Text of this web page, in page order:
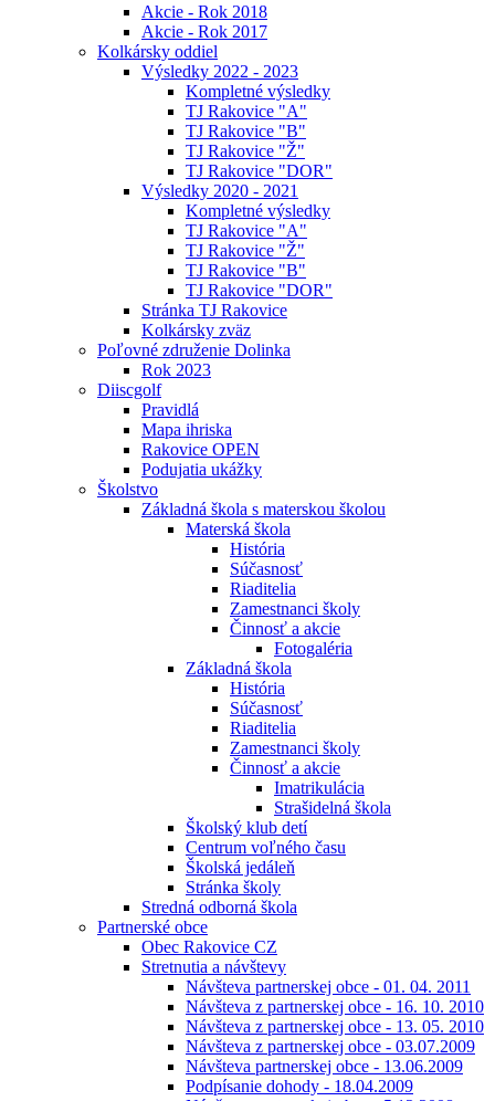
Akcie - Rok 2018
Akcie - Rok 2017
Kolkársky oddiel
Výsledky 2022 - 2023
Kompletné výsledky
TJ Rakovice "A"
TJ Rakovice "B"
TJ Rakovice "Ž"
TJ Rakovice "DOR"
Výsledky 2020 - 2021
Kompletné výsledky
TJ Rakovice "A"
TJ Rakovice "Ž"
TJ Rakovice "B"
TJ Rakovice "DOR"
Stránka TJ Rakovice
Kolkársky zväz
Poľovné združenie Dolinka
Rok 2023
Diiscgolf
Pravidlá
Mapa ihriska
Rakovice OPEN
Podujatia ukážky
Školstvo
Základná škola s materskou školou
Materská škola
História
Súčasnosť
Riaditelia
Zamestnanci školy
Činnosť a akcie
Fotogaléria
Základná škola
História
Súčasnosť
Riaditelia
Zamestnanci školy
Činnosť a akcie
Imatrikulácia
Strašidelná škola
Školský klub detí
Centrum voľného času
Školská jedáleň
Stránka školy
Stredná odborná škola
Partnerské obce
Obec Rakovice CZ
Stretnutia a návštevy
Návšteva partnerskej obce - 01. 04. 2011
Návšteva z partnerskej obce - 16. 10. 2010
Návšteva z partnerskej obce - 13. 05. 2010
Návšteva z partnerskej obce - 03.07.2009
Návšteva partnerskej obce - 13.06.2009
Podpísanie dohody - 18.04.2009